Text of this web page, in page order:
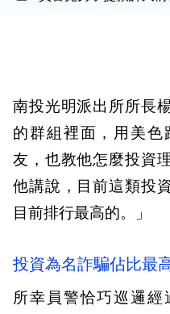
南投光明派出所所長
的群組裡面，用美
友，也教他怎麼投資
他講說，目前這類投
目前排行最高的。」
投資為名詐騙佔比最
所幸員警恰巧巡邏